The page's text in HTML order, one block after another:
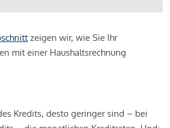
zeigen wir, wie Sie Ihr
mit einer Haushaltsrechnung
Kredits, desto geringer sind – bei